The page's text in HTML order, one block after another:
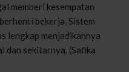
memberi kesempatan
bekerja. Sistem
lengkap menjadikannya
dan sekitarnya. (Safika